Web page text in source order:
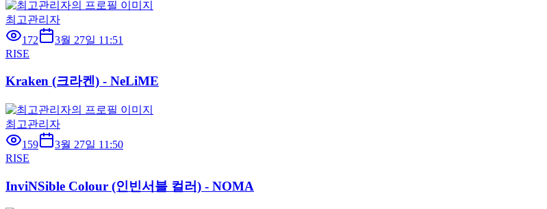
최고관리자
172
3월 27일 11:51
RISE
Kraken (크라켄) - NeLiME
최고관리자
159
3월 27일 11:50
RISE
InviNSible Colour (인빈서블 컬러) - NOMA